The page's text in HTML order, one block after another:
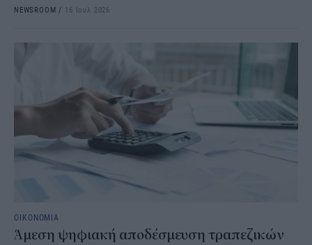
NEWSROOM / 16 Ιουλ 2026
ΟΙΚΟΝΟΜΙΑ
Άμεση ψηφιακή αποδέσμευση τραπεζικών